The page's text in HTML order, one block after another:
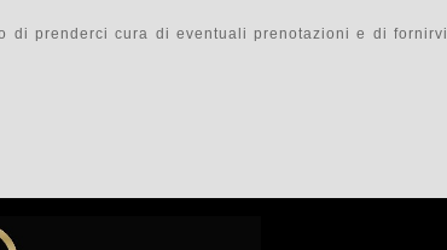
di prenderci cura di eventuali prenotazioni e di fornirvi